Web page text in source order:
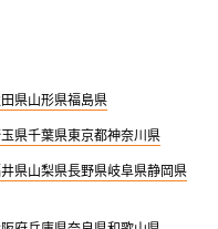
県山形県福島県
県千葉県東京都神奈川県
県山梨県長野県岐阜県静岡県